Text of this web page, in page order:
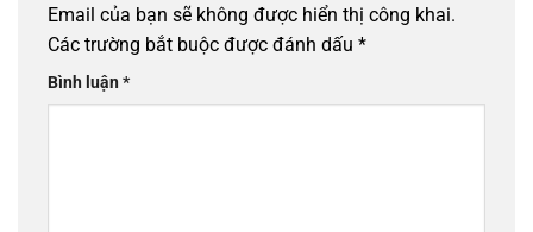
Email của bạn sẽ không được hiển thị công khai.
Các trường bắt buộc được đánh dấu *
Bình luận*